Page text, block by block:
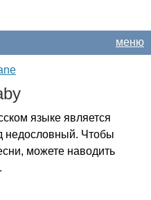
меню
языке является
недословный. Чтобы
можете наводить